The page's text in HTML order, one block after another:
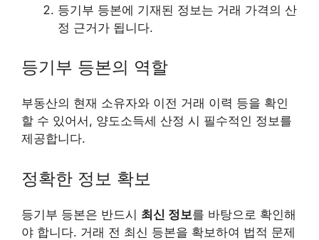
등기부 등본에 기재된 정보는 거래 가격의 산
정 근거가 됩니다.
등기부 등본의 역할
부동산의 현재 소유자와 이전 거래 이력 등을 확인
할 수 있어서, 양도소득세 산정 시 필수적인 정보를
제공합니다.
정확한 정보 확보
등기부 등본은 반드시 최신 정보를 바탕으로 확인해
야 합니다. 거래 전 최신 등본을 확보하여 법적 문제